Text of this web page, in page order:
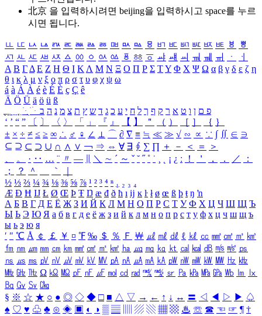
北京 을 입력하시려면 beijing을 입력하시고 space를 누르
시면 됩니다.
ㅥ ㅦ ㅧ ㅨ ㅩ ㅪ ㅫ ㅬ ㅭ ㅮ ㅯ ㅰ ㅱ ㅲ ㅳ ㅴ ㅵ ㅶ ㅷ ㅸ
ㅹ
ㅺ ㅻ ㅼ ㅽ ㅾ ㅿ ㆀ ㆁ ㆂ ㆃ ㆄ ㆅ ㆆ ㆇ ㆈ ㆉ ㆊ ㆋ ㆌ ㆍ
ㆎ
Α Β ΓΔ Ε Ζ Η Θ Ι ΚΛ Μ Ν Ξ Ο Π Ρ Σ ΤΥ Φ Χ Ψ Ω α β γ δ ε ζ η
θ ι κ λ μ ν ξ ο π ρ σ τ υ φ χ ψ ω
á à Á À é è É È ç Ç ê
Ä Ö Ü ä ö ü ß
ִֶֹ ֻּ ׁׂ פ ם ן ו ט א ר ק ף ך ל ח י ע כ ג ד ש ץ ת צ מ נ ה ב
‘ ’ “ ” 〔 〕 〈 〉 「 」 『 』 【 】 ＂ （ ） ［ ］ ｛ ｝
± × ÷ ≠ ≤ ≥ ∞ ∴ ♂ ♀ ∠ ⊥ ⌒ ∂ ∇ ≡ ≒ ≪ ≫ √ ∽ ∝ ∵ ∫ ∬ ∈ ∋
⊆ ⊇ ⊂ ⊃ ∪ ∩ ∧ ∨ ￢ ⇒ ⇔ ∀ ∃ ∮ ∑ ∏ ＋ － ＜ ＝
＞
、
。 · ‥ … ¨ 〃 ― ＼ ∼ ´ ～ ˇ ˘ ˝ ˚ ˙ ¸ ¡ ¿ ː ！ ＇ ， ． ／
：
；
？ ＾ ｀
½ ⅓ ⅔ ¼ ¾ ⅛ ⅜ ⅝ ⅞ ¹ ² ³ ⁴ ⁿ ₁ ₂ ₃ ₄
Æ Ð Ħ Ĳ Ł Ø Œ Þ Ŧ Ŋ æ đ ð ħ ı ĳ ĸ ŀ ł ø œ ß þ ŧ ŋ ŉ
А Б В Г Д Е Ё Ж З И Й К Л М Н О П Р С Т У Ф Х Ц Ч Ш Щ Ъ
Ы Ь Э Ю Я а б в г д е ё ж з и й к л м н о п р с т у ф х ц ч ш щ ъ
ы ь э ю я
′ ″ ℃ Å ￠ ￡ ￥ ¤ ℉ ‰ ＄ ％ Ｆ ￦ ㎕ ㎖ ㎗ ℓ ㎘ ㏄ ㎣ ㎤ ㎥ ㎦
㎙ ㎚ ㎛ ㎜ ㎝ ㎞ ㎟ ㎠ ㎡ ㎢ ㏊ ㎍ ㎎ ㎏ ㏏ ㎈ ㎉ ㏈ ㎧ ㎨ ㎰
㎱ ㎲ ㎳ ㎴ ㎵ ㎶ ㎷ ㎸ ㎹ ㎀ ㎁ ㎂ ㎃ ㎄ ㎺ ㎻ ㎽ ㎾ ㎿ ㎐ ㎑
㎒ ㎓ ㎔ Ω ㏀ ㏁ ㎊ ㎋ ㎌ ㏖ ㏅ ㎭ ㎮ ㎯ ㏛ ㎩ ㎪ ㎫ ㎬ ㏝ ㏐
㏓
㏃ ㏉ ㏜ ㏆
§ ※ ☆ ★ ○ ● ◎ ◇ ◆ □ ■ △ ▽ → ← ↑ ↓ ↔ 〓 ◁ ◀ ▷ ▶ ♤
♠ ♡ ♥ ♧ ♣ ⊙ ◈ ▣ ◐ ◑ ▒ ▤ ▨ ▧ ▦ ▩ ♨ ☏ ☎ ☜ ☞ ¶ †